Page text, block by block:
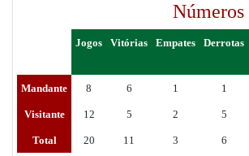
Números
Jogos Vitórias Empates Derrotas
Mandante 8 6 1 1
Visitante 12 5 2 5
Total 20 11 3 6